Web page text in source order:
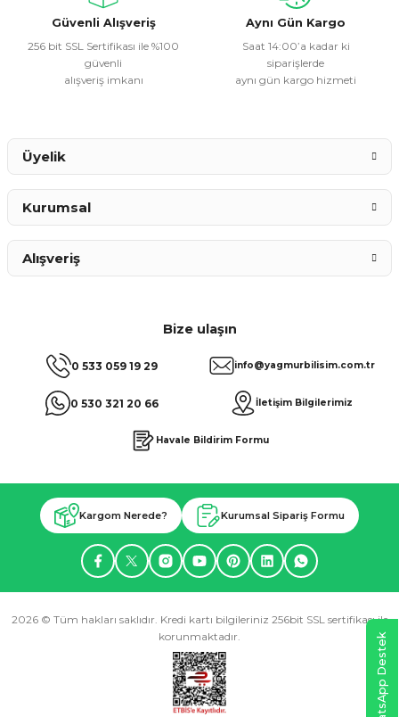
Bu ürüne benzer farklı alternatifler olmalı.
Güvenli Alışveriş
256 bit SSL Sertifikası ile %100
güvenli
alışveriş imkanı
Aynı Gün Kargo
Saat 14:00’a kadar ki
siparişlerde
aynı gün kargo hizmeti
Bize ulaşın
0 533 059 19 29
0 530 321 20 66
info@yagmurbilisim.com.tr
İletişim Bilgilerimiz
Havale Bildirim Formu
Üyelik
Kurumsal
Alışveriş
Kargom Nerede? Kurumsal Sipariş Formu
2026 © Tüm hakları saklıdır. Kredi kartı bilgileriniz 256bit SSL sertifikası ile
korunmaktadır.
WhatsApp Destek